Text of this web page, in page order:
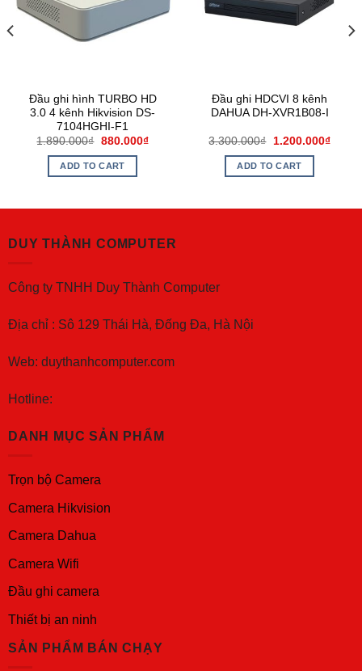
Đầu ghi hình TURBO HD
3.0 4 kênh Hikvision DS-
7104HGHI-F1
1.890.000₫ 880.000₫
ADD TO CART
Đầu ghi HDCVI 8 kênh
DAHUA DH-XVR1B08-I
3.300.000₫ 1.200.000₫
ADD TO CART
DUY THÀNH COMPUTER
Công ty TNHH Duy Thành Computer
Địa chỉ : Sô 129 Thái Hà, Đống Đa, Hà Nội
Web: duythanhcomputer.com
Hotline:
DANH MỤC SẢN PHẨM
Trọn bộ Camera
Camera Hikvision
Camera Dahua
Camera Wifi
Đầu ghi camera
Thiết bị an ninh
SẢN PHẨM BÁN CHẠY